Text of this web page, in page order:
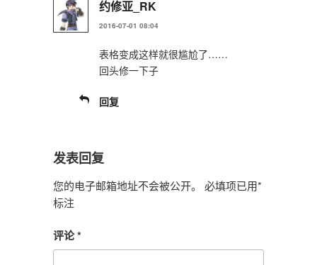
约修亚_RK
2016-07-01 08:04
表格变成这样就很尴尬了……
回头修一下子
回复
发表回复
您的电子邮箱地址不会被公开。 必填项已用*
标注
评论*